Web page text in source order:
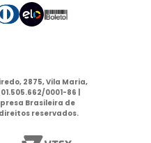
2875, Vila Maria,
0001-86 |
Brasileira de
reservados.